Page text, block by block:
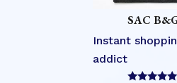
SAC
Instant
addict